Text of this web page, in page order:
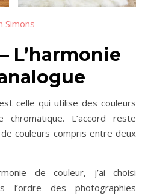
Simons
L’harmonie
celle qui utilise des couleurs
L’accord reste
couleurs compris entre deux
de couleur, j’ai choisi
l’ordre des photographies